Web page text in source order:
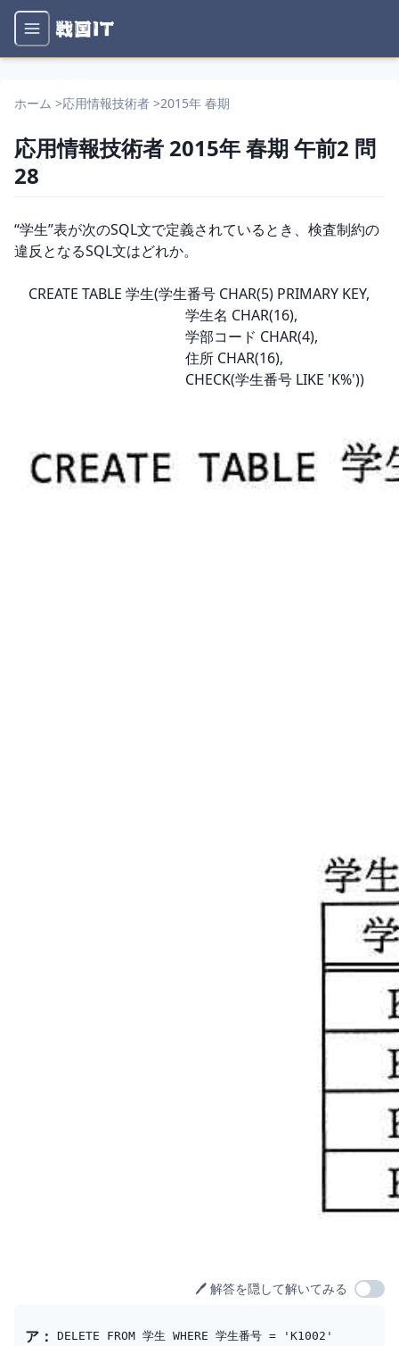
ホーム >応用情報技術者 >2015年 春期
応用情報技術者 2015年 春期午前2 問
28
問題文
“学生”表が次のSQL文で定義されているとき、検査制約の
違反となるSQL文はどれか。
CREATE TABLE 学生(学生番号 CHAR(5) PRIMARY KEY,
学生名 CHAR(16),
学部コード CHAR(4),
住所 CHAR(16),
CHECK(学生番号 LIKE 'K%'))
🖊️ 解答を隠して解いてみる
ア ：